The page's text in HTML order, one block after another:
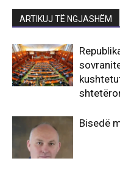
ARTIKUJ TË NGJASHËM
Bisedë